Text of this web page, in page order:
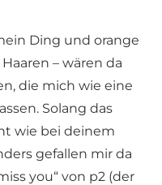
Ding und orange
– wären da
die mich wie eine
Solang das
wie bei deinem
gefallen mir da
you“ von p2 (der